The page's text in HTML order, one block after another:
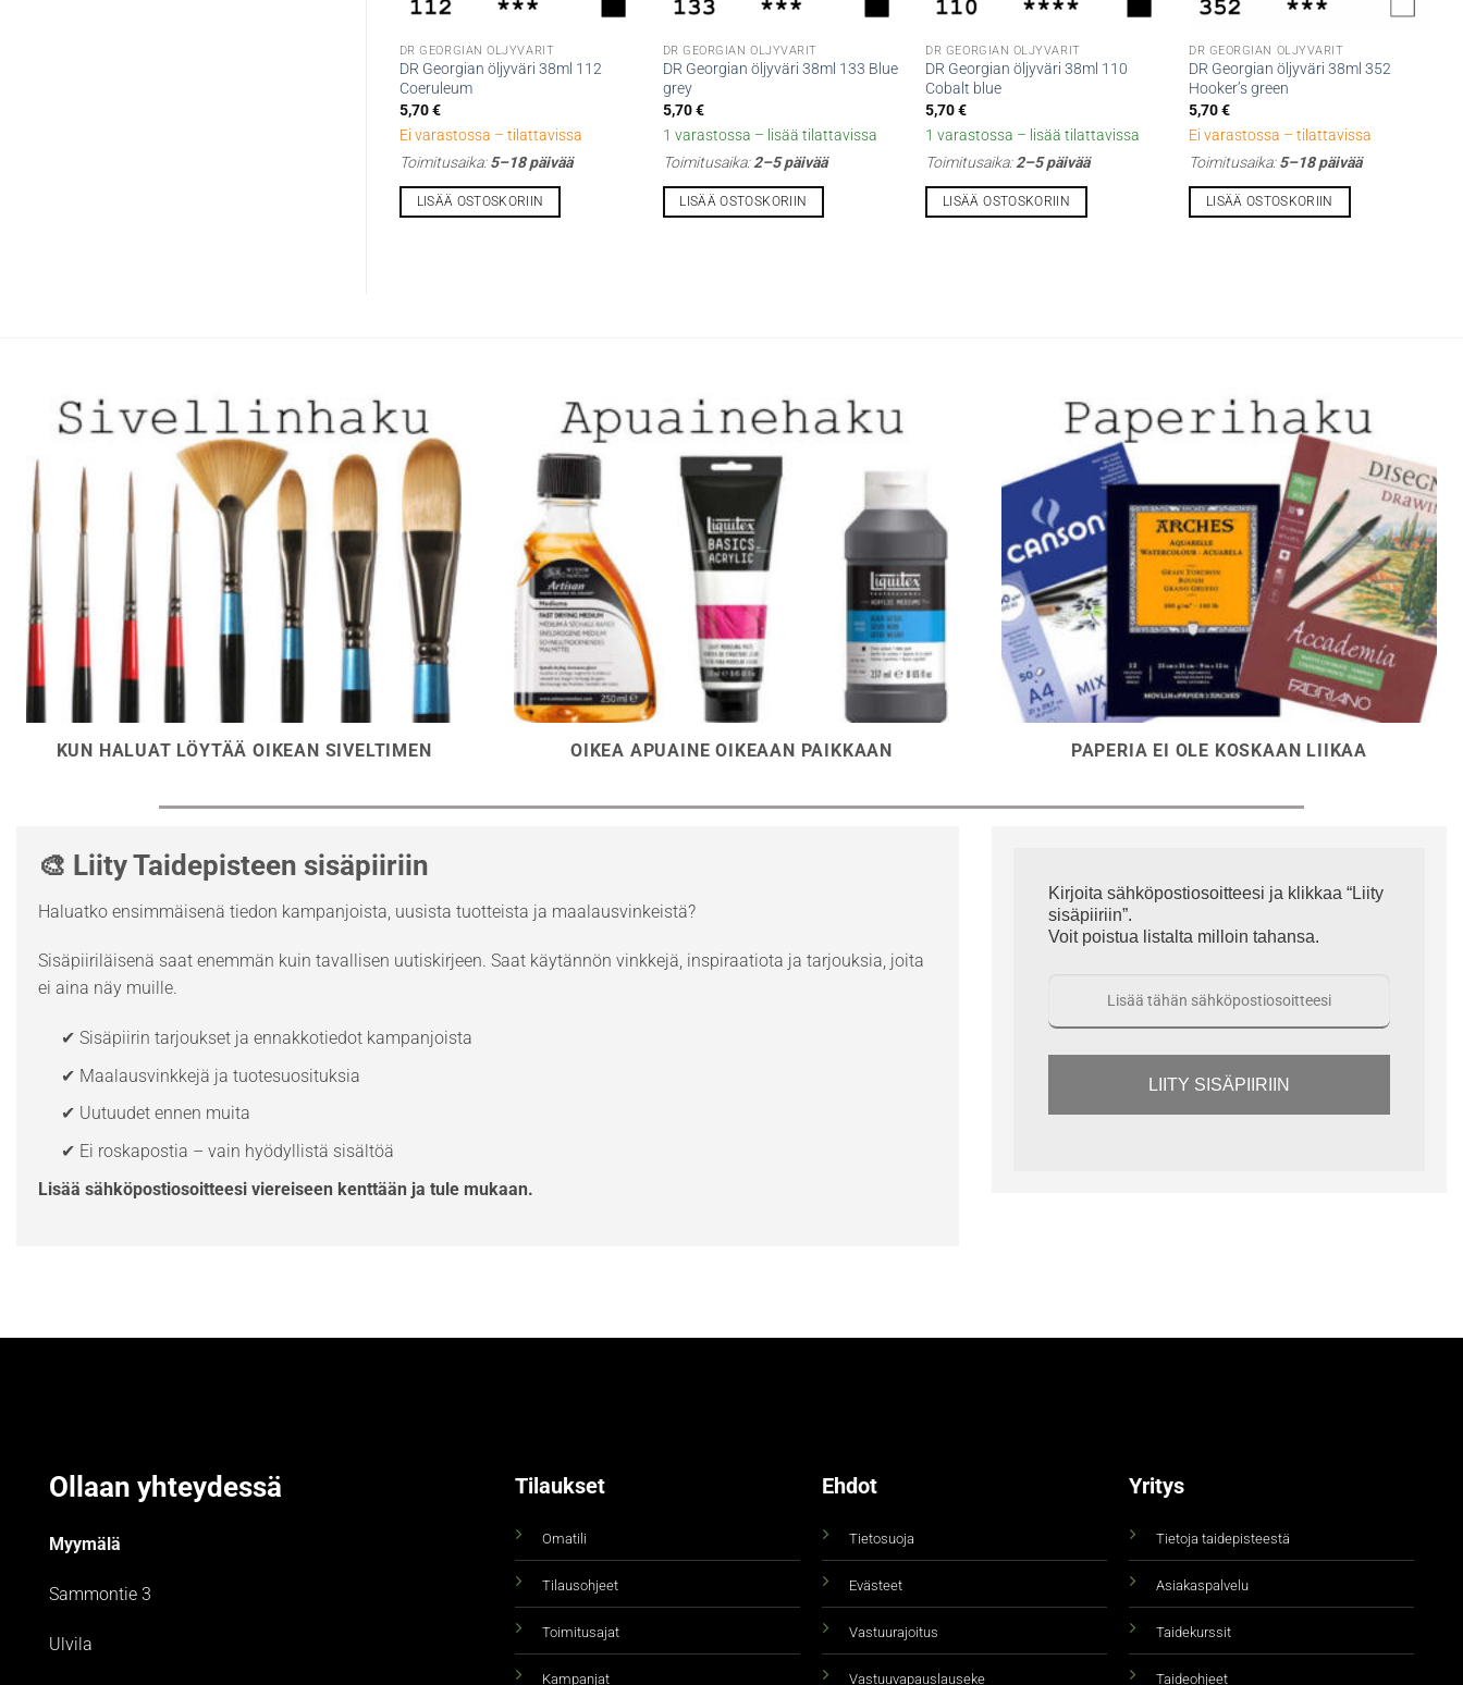
DR GEORGIAN ÖLJYVÄRIT
DR Georgian öljyväri 38ml 112
Coeruleum
5,70€
Ei varastossa – tilattavissa
Toimitusaika:5–18 päivää
LISÄÄ OSTOSKORIIN
DR GEORGIAN ÖLJYVÄRIT
DR Georgian öljyväri 38ml 133 Blue
grey
5,70€
1 varastossa – lisää tilattavissa
Toimitusaika:2–5 päivää
LISÄÄ OSTOSKORIIN
DR GEORGIAN ÖLJYVÄRIT
DR Georgian öljyväri 38ml 110
Cobalt blue
5,70€
1 varastossa – lisää tilattavissa
Toimitusaika:2–5 päivää
LISÄÄ OSTOSKORIIN
DR GEORGIAN ÖLJYVÄRIT
DR Georgian öljyväri 38ml 352
Hooker’s green
5,70€
Ei varastossa – tilattavissa
Toimitusaika:5–18 päivää
LISÄÄ OSTOSKORIIN
KUN HALUAT LÖYTÄÄ OIKEAN SIVELTIMEN OIKEA APUAINE OIKEAAN PAIKKAAN PAPERIA EI OLE KOSKAAN LIIKAA
🎨 Liity Taidepisteen sisäpiiriin
Haluatko ensimmäisenä tiedon kampanjoista, uusista tuotteista ja maalausvinkeistä?
Sisäpiiriläisenä saat enemmän kuin tavallisen uutiskirjeen. Saat käytännön vinkkejä, inspiraatiota ja tarjouksia, joita
ei aina näy muille.
✔ Sisäpiirin tarjoukset ja ennakkotiedot kampanjoista
✔ Maalausvinkkejä ja tuotesuosituksia
✔ Uutuudet ennen muita
✔ Ei roskapostia – vain hyödyllistä sisältöä
Lisää sähköpostiosoitteesi viereiseen kenttään ja tule mukaan.
Kirjoita sähköpostiosoitteesi ja klikkaa “Liity
sisäpiiriin”.
Voit poistua listalta milloin tahansa.
LIITY SISÄPIIRIIN
Ollaan yhteydessä
Myymälä
Sammontie 3
Ulvila
Tilaukset
Omatili
Tilausohjeet
Toimitusajat
Kampanjat
Ehdot
Tietosuoja
Evästeet
Vastuurajoitus
Vastuuvapauslauseke
Yritys
Tietoja taidepisteestä
Asiakaspalvelu
Taidekurssit
Taideohjeet